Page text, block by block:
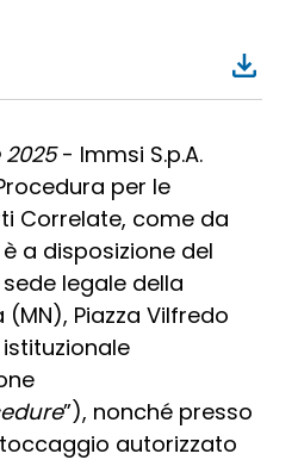
- Immsi S.p.A.
per le
Correlate, come da
a disposizione del
legale della
Piazza Vilfredo
”), nonché presso
autorizzato